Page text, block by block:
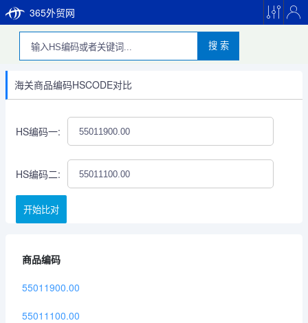
365外贸网
搜 索
海关商品编码HSCODE对比
HS编码一:
HS编码二:
开始比对
商品编码
55011900.00
55011100.00